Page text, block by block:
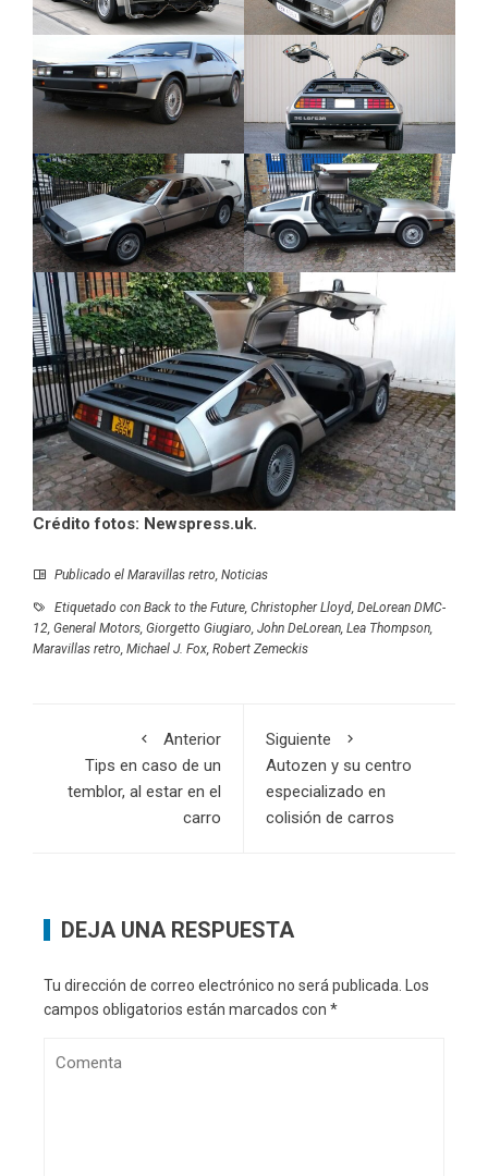
Crédito fotos: Newspress.uk.
Publicado el Maravillas retro Noticias
Etiquetado con Back to the Future Christopher Lloyd DeLorean DMC-
12 General Motors Giorgetto Giugiaro John DeLorean Lea Thompson
Maravillas retro Michael J. Fox Robert Zemeckis
Anterior
Tips en caso de un
temblor, al estar en el
carro
Siguiente
Autozen y su centro
especializado en
colisión de carros
DEJA UNA RESPUESTA
Tu dirección de correo electrónico no será publicada.
Los
campos obligatorios están marcados con *